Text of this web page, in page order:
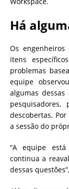
Há
Os
itens
problemas
equipe
algumas
descobertas.
a sessão do
“A equipe
continua a
dessas